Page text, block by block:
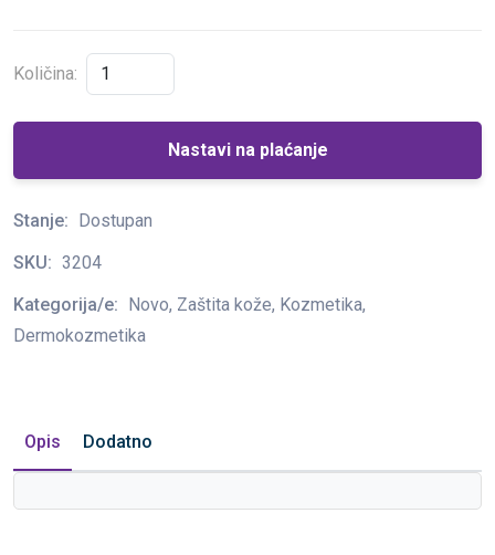
Količina:
Nastavi na plaćanje
Stanje: Dostupan
SKU: 3204
Kategorija/e: Novo, Zaštita kože, Kozmetika,
Dermokozmetika
Opis Dodatno